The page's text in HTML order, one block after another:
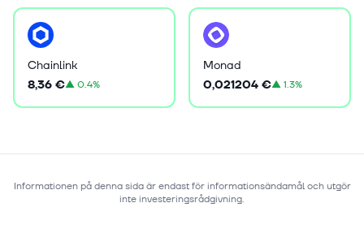
Chainlink
8,36 €▲0.4%
Monad
0,021204 €▲1.3%
Informationen på denna sida är endast för informationsändamål och utgör
inte investeringsrådgivning.